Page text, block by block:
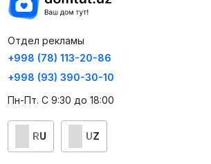
Отдел рекламы
+998 (78) 113-20-86
+998 (93) 390-30-10
Пн-Пт. С 9:30 до 18:00
RU UZ